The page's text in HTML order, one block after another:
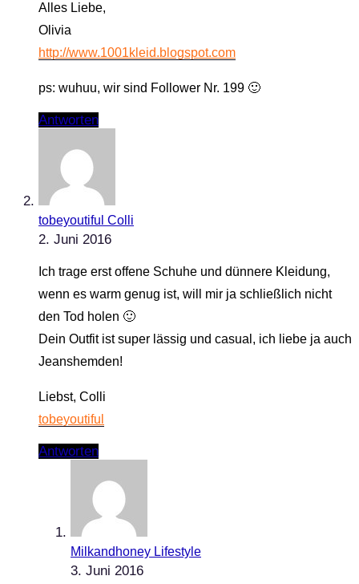
Alles Liebe,
Olivia
http://www.1001kleid.blogspot.com
ps: wuhuu, wir sind Follower Nr. 199 🙂
Antworten
tobeyoutiful Colli
2. Juni 2016
Ich trage erst offene Schuhe und dünnere Kleidung,
wenn es warm genug ist, will mir ja schließlich nicht
den Tod holen 🙂
Dein Outfit ist super lässig und casual, ich liebe ja auch
Jeanshemden!
Liebst, Colli
tobeyoutiful
Antworten
Milkandhoney Lifestyle
3. Juni 2016